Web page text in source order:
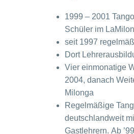
1999 – 2001
Schüler im
seit 1997
Dort
Vier einmonatige
2004, danach
Milonga
Regelmäßige
deutschlandweit
Gastlehrern. Ab